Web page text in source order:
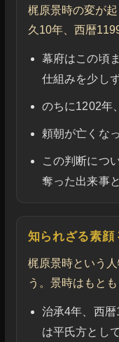
梶原景時の変が
久10年、西暦
幕府はこの頃
仕組みを少し
のちに1202年
頼朝が亡くな
この判断につ
奪った出来事
知られざる素顔
梶原景時という
う。景時はもと
治承4年、西
は平氏方とし